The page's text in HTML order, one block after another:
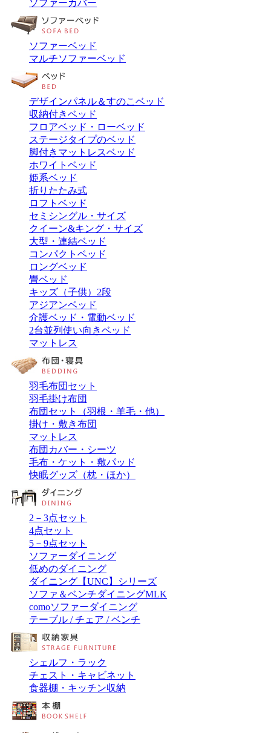
ソファーカバー
ソファーベッド
マルチソファーベッド
デザインパネル＆すのこベッド
収納付きベッド
フロアベッド・ローベッド
ステージタイプのベッド
脚付きマットレスベッド
ホワイトベッド
姫系ベッド
折りたたみ式
ロフトベッド
セミシングル・サイズ
クイーン&キング・サイズ
大型・連結ベッド
コンパクトベッド
ロングベッド
畳ベッド
キッズ（子供）2段
アジアンベッド
介護ベッド・電動ベッド
2台並列使い向きベッド
マットレス
羽毛布団セット
羽毛掛け布団
布団セット（羽根・羊毛・他）
掛け・敷き布団
マットレス
布団カバー・シーツ
毛布・ケット・敷パッド
快眠グッズ（枕・ほか）
2－3点セット
4点セット
5－9点セット
ソファーダイニング
低めのダイニング
ダイニング【UNC】シリーズ
ソファ＆ベンチダイニングMLK
comoソファーダイニング
テーブル / チェア / ベンチ
シェルフ・ラック
チェスト・キャビネット
食器棚・キッチン収納